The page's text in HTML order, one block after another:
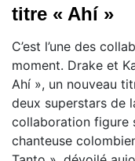
titre « Ahí »
C’est l’une des
moment. Drake et
Ahí », un nouveau
deux superstars de
collaboration figure
chanteuse